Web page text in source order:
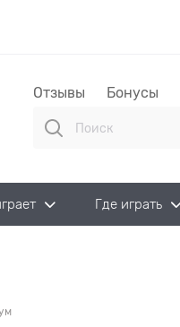
Отзывы Бонусы
Где играть